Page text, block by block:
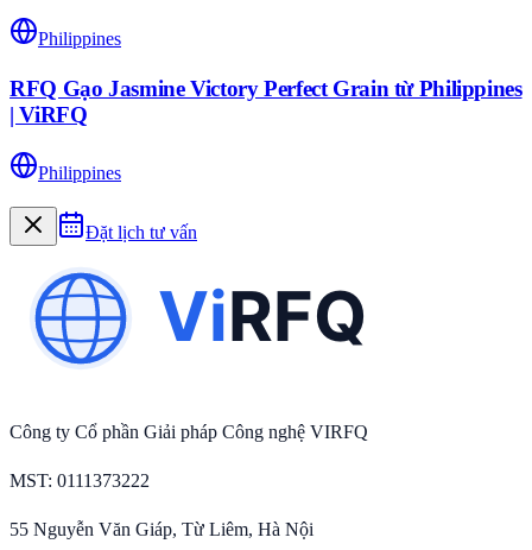
Philippines
RFQ Gạo Jasmine Victory Perfect Grain từ Philippines
| ViRFQ
Philippines
Đặt lịch tư vấn
Công ty Cổ phần Giải pháp Công nghệ VIRFQ
MST: 0111373222
55 Nguyễn Văn Giáp, Từ Liêm, Hà Nội